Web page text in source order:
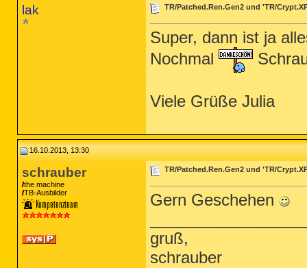
lak TR/Patched.Ren.Gen2 und 'TR/
Super, dann ist ja
Nochmal
Viele Grüße Julia
16.10.2013, 13:30
schrauber
the machine
TB-Ausbilder
TR/Patched.Ren.Gen2 und 'TR/
Gern Geschehen
gruß,
schrauber